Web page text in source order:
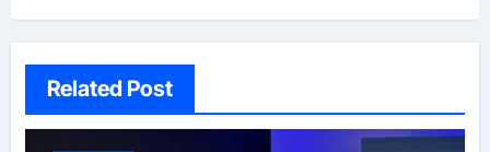
Related Post